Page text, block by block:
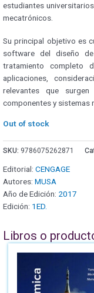
estudiantes
mecatrónicos.
Su principal objetivo es
software del diseño
tratamiento completo
aplicaciones,
relevantes que
componentes y sistemas
Out of stock
SKU: 9786075262871
Editorial: CENGAGE
Autores: MUSA
Año de Edición: 2017
Edición: 1ED.
Libros o